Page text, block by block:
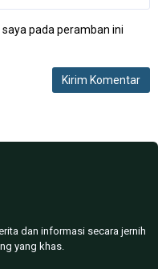
pada peramban ini
dan informasi secara jernih
yang khas.